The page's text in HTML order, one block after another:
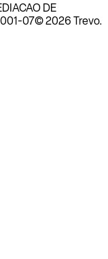
DE
07© 2026 Trevo.